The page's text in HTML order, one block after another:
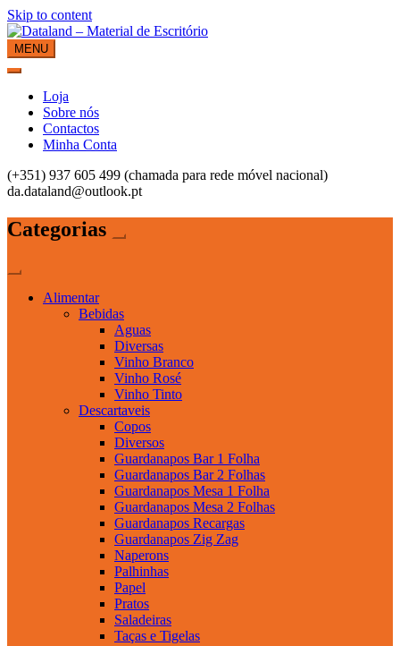
Skip to content
Dataland – Material de Escritório
Material de Escritório
MENU
Loja
Sobre nós
Contactos
Minha Conta
(+351) 937 605 499 (chamada para rede móvel nacional)
da.dataland@outlook.pt
Categorias
Alimentar
Bebidas
Aguas
Diversas
Vinho Branco
Vinho Rosé
Vinho Tinto
Descartaveis
Copos
Diversos
Guardanapos Bar 1 Folha
Guardanapos Bar 2 Folhas
Guardanapos Mesa 1 Folha
Guardanapos Mesa 2 Folhas
Guardanapos Recargas
Guardanapos Zig Zag
Naperons
Palhinhas
Papel
Pratos
Saladeiras
Taças e Tigelas